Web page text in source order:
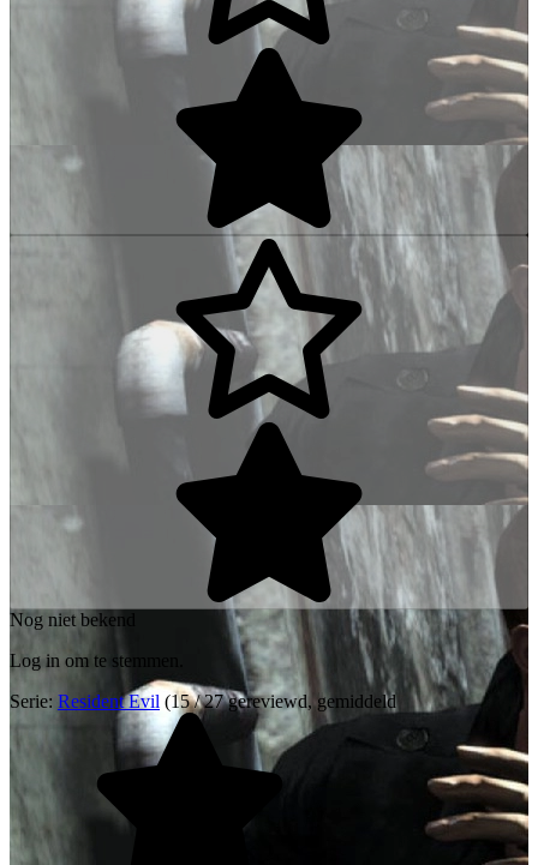
Nog niet bekend
Log in om te stemmen.
Serie: Resident Evil (15 / 27 gereviewd, gemiddeld